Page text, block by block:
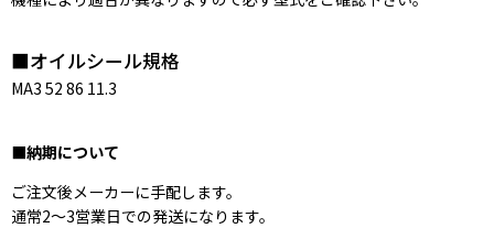
■オイルシール規格
MA3 52 86 11.3
■納期について
ご注文後メーカーに手配します。
通常2〜3営業日での発送になります。